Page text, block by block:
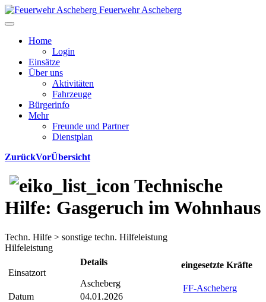
Feuerwehr Ascheberg
Home
Login
Einsätze
Über uns
Aktivitäten
Fahrzeuge
Bürgerinfo
Mehr
Freunde und Partner
Dienstplan
ZurückVorÜbersicht
Technische
Hilfe: Gasgeruch im Wohnhaus
Techn. Hilfe > sonstige techn. Hilfeleistung
Hilfeleistung
Einsatzort
Details
Ascheberg
Datum
04.01.2026
eingesetzte Kräfte
FF-Ascheberg